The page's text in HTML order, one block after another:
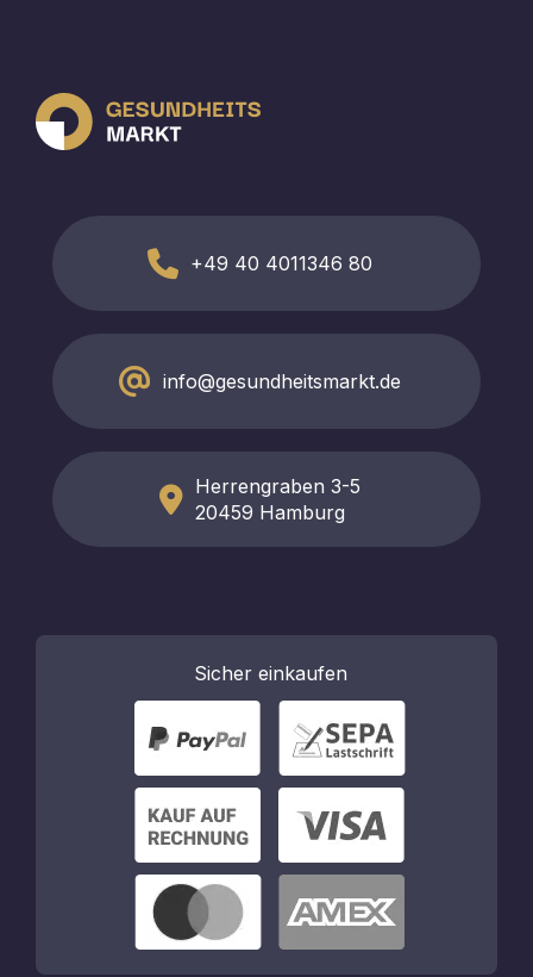
+49 40 4011346 80
info@gesundheitsmarkt.de
Herrengraben 3-5
20459 Hamburg
Sicher einkaufen